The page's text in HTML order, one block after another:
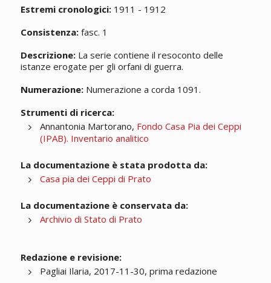
Estremi cronologici:1911 - 1912
Consistenza:fasc. 1
Descrizione:La serie contiene il resoconto delle
istanze erogate per gli orfani di guerra.
Numerazione:Numerazione a corda 1091.
Strumenti di ricerca:
Annantonia Martorano, Fondo Casa Pia dei Ceppi
(IPAB). Inventario analitico
La documentazione è stata prodotta da:
Casa pia dei Ceppi di Prato
La documentazione è conservata da:
Archivio di Stato di Prato
Redazione e revisione:
Pagliai Ilaria, 2017-11-30, prima redazione